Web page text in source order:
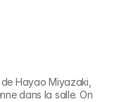
Hayao Miyazaki,
dans la salle. On